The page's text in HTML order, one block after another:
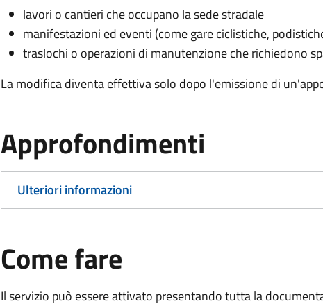
lavori o cantieri che occupano la sede stradale
manifestazioni ed eventi (come gare ciclistiche,
traslochi o operazioni di manutenzione che richiedono
La modifica diventa effettiva solo dopo l'emissione di
Approfondimenti
Ulteriori informazioni
Come fare
Il servizio può essere attivato presentando tutta la